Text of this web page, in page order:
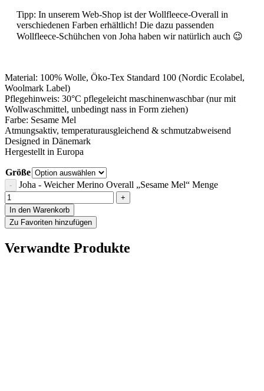
Tipp: In unserem Web-Shop ist der Wollfleece-Overall in
verschiedenen Farben erhältlich! Die dazu passenden
Wollfleece-Schühchen von Joha haben wir natürlich auch 😉
Material: 100% Wolle, Öko-Tex Standard 100 (Nordic Ecolabel,
Woolmark Label)
Pflegehinweis: 30°C pflegeleicht maschinenwaschbar (nur mit
Wollwaschmittel, unbedingt nass in Form ziehen)
Farbe: Sesame Mel
Atmungsaktiv, temperaturausgleichend & schmutzabweisend
Designed in Dänemark
Hergestellt in Europa
Größe
Joha - Weicher Merino Overall „Sesame Mel“ Menge
In den Warenkorb
Zu Favoriten hinzufügen
Verwandte Produkte